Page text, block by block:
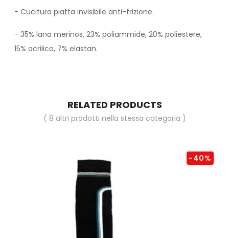
- Cucitura piatta invisibile anti-frizione.
- 35% lana merinos, 23% poliammide, 20% poliestere,
15% acrilico, 7% elastan.
RELATED PRODUCTS
( 8 altri prodotti nella stessa categoria )
-40%